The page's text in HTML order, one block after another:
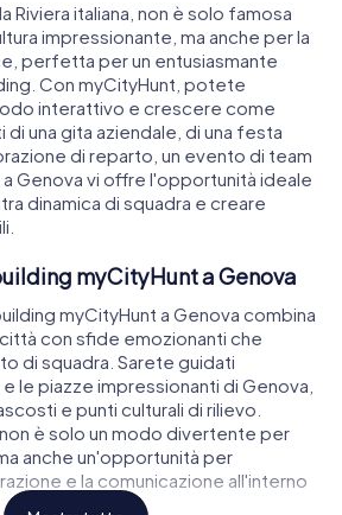
Riviera italiana, non è solo famosa
impressionante, ma anche per la
perfetta per un entusiasmante
Con myCityHunt, potete
interattivo e crescere come
di una gita aziendale, di una festa
di reparto, un evento di team
Genova vi offre l'opportunità ideale
dinamica di squadra e creare
myCityHunt a Genova
myCityHunt a Genova combina
con sfide emozionanti che
di squadra. Sarete guidati
le piazze impressionanti di Genova,
e punti culturali di rilievo.
è solo un modo divertente per
anche un'opportunità per
e la comunicazione all'interno